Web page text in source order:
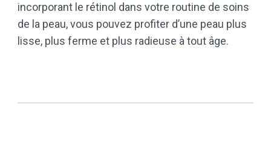
incorporant le rétinol dans votre routine de soins
de la peau, vous pouvez profiter d’une peau plus
lisse, plus ferme et plus radieuse à tout âge.